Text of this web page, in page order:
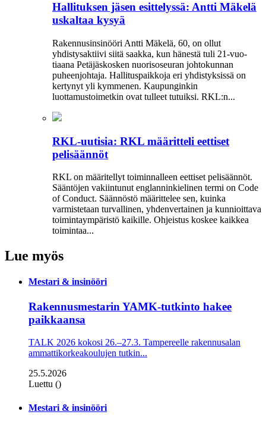
Hallituksen jäsen esittelyssä: Antti Mäkelä
uskaltaa kysyä
Rakennusinsinööri Antti Mäkelä, 60, on ollut
yhdistysaktiivi siitä saakka, kun hänestä tuli 21-vuo­
tiaana Petäjäskosken nuoriso­seuran johtokunnan
puheenjohtaja. Hallituspaikkoja eri yhdistyksissä on
kertynyt yli kymmenen. Kaupunginkin
luottamustoimetkin ovat tulleet tutuiksi. RKL:n...
RKL-uutisia: RKL määritteli eettiset
pelisäännöt
RKL on määritellyt toiminnalleen eettiset peli­säännöt.
Sääntöjen vakiintunut englanninkielinen termi on Code
of Conduct. Säännöstö määrittelee sen, kuinka
varmistetaan turvallinen, yhdenvertainen ja kun­nioittava
toimintaympäristö kaikille. Ohjeistus koskee kaikkea
toimintaa...
Lue myös
Mestari & insinööri
Rakennusmestarin YAMK-tutkinto hakee
paikkaansa
TALK 2026 kokosi 26.–27.3. Tampereelle rakennusalan
ammattikorkeakoulujen tutkin...
25.5.2026
Luettu ()
Mestari & insinööri